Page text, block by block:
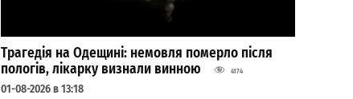
Трагедія на Одещині: немовля померло після
пологів, лікарку визнали винною
4174
01-08-2026 в 13:18